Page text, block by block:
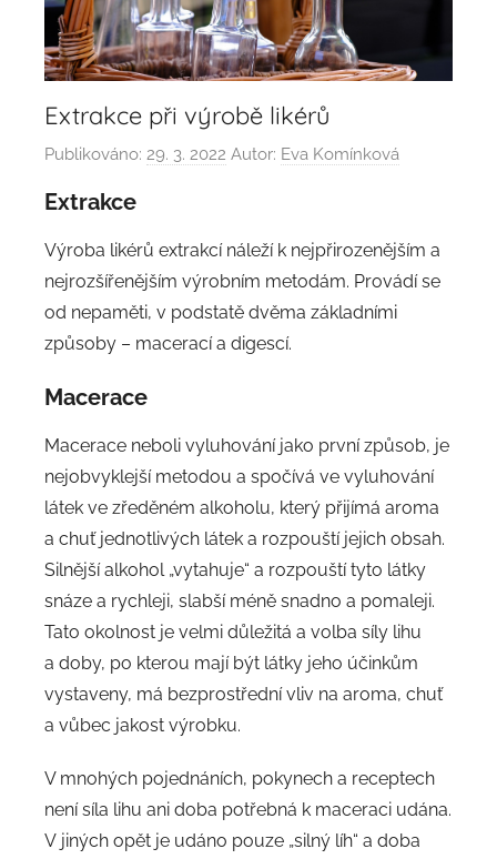
Extrakce při výrobě likérů
Publikováno: 29. 3. 2022 Autor: Eva Komínková
Extrakce
Výroba likérů extrakcí náleží k nejpřirozenějším a
nejrozšířenějším výrobním metodám. Provádí se
od nepaměti, v podstatě dvěma základními
způsoby – macerací a digescí.
Macerace
Macerace neboli vyluhování jako první způsob, je
nejobvyklejší metodou a spočívá ve vyluhování
látek ve zředěném alkoholu, který přijímá aroma
a chuť jednotlivých látek a rozpouští jejich obsah.
Silnější alkohol „vytahuje“ a rozpouští tyto látky
snáze a rychleji, slabší méně snadno a pomaleji.
Tato okolnost je velmi důležitá a volba síly lihu
a doby, po kterou mají být látky jeho účinkům
vystaveny, má bezprostřední vliv na aroma, chuť
a vůbec jakost výrobku.
V mnohých pojednáních, pokynech a receptech
není síla lihu ani doba potřebná k maceraci udána.
V jiných opět je udáno pouze „silný líh“ a doba